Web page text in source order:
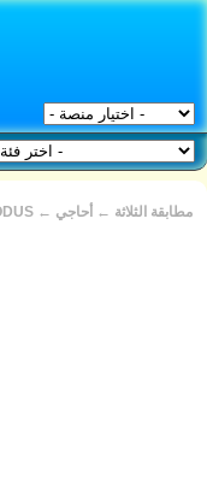
← مطابقة الثلاثة ← أحاجي